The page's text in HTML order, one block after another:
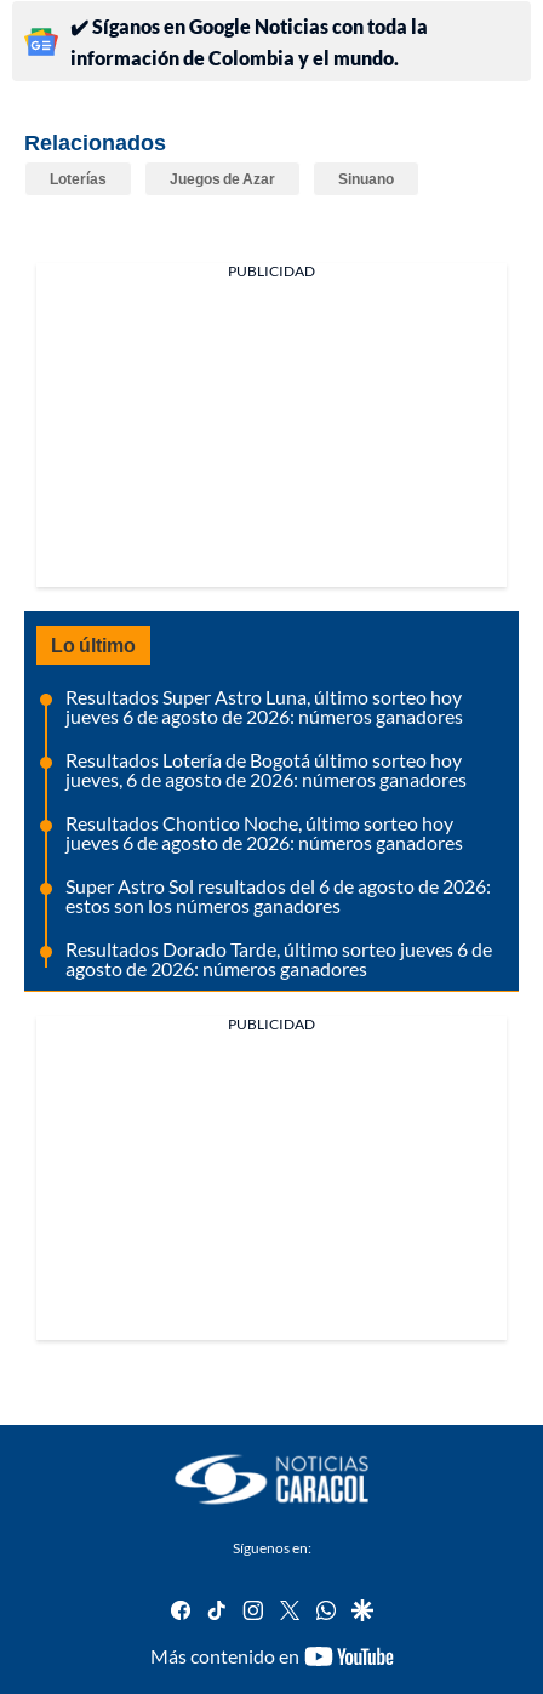
✔️ Síganos en Google Noticias con toda la
información de Colombia y el mundo.
Relacionados
Loterías Juegos de Azar Sinuano
PUBLICIDAD
Lo último
Resultados Super Astro Luna, último sorteo hoy
jueves 6 de agosto de 2026: números ganadores
Resultados Lotería de Bogotá último sorteo hoy
jueves, 6 de agosto de 2026: números ganadores
Resultados Chontico Noche, último sorteo hoy
jueves 6 de agosto de 2026: números ganadores
Super Astro Sol resultados del 6 de agosto de 2026:
estos son los números ganadores
Resultados Dorado Tarde, último sorteo jueves 6 de
agosto de 2026: números ganadores
PUBLICIDAD
Síguenos en:
facebook
tiktok instagram
twitterwhatsapp
google
Más contenido en
youtube-